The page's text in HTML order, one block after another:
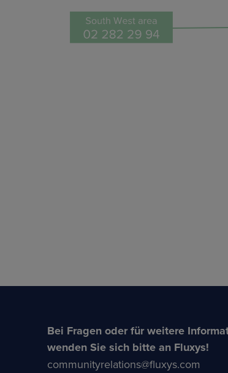
Bei Fragen oder für weitere
wenden Sie sich bitte an Fluxys!
communityrelations@fluxys.com